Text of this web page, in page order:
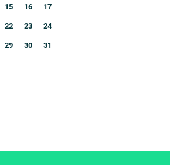
15 16 17
22 23 24
29 30 31